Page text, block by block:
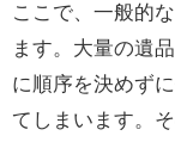
ここで、一般的
ます。大量の遺
に順序を決めず
てしまいます。